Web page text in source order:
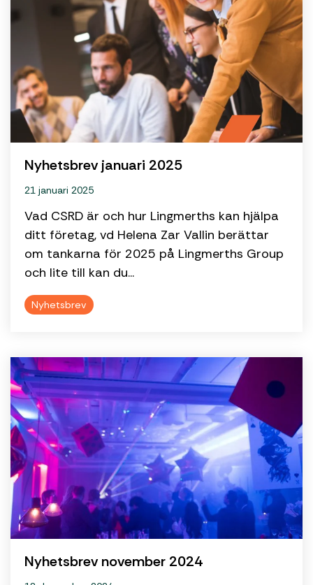
Nyhetsbrev januari 2025
21 januari 2025
Vad CSRD är och hur Lingmerths kan hjälpa
ditt företag, vd Helena Zar Vallin berättar
om tankarna för 2025 på Lingmerths Group
och lite till kan du...
Nyhetsbrev
Nyhetsbrev november 2024